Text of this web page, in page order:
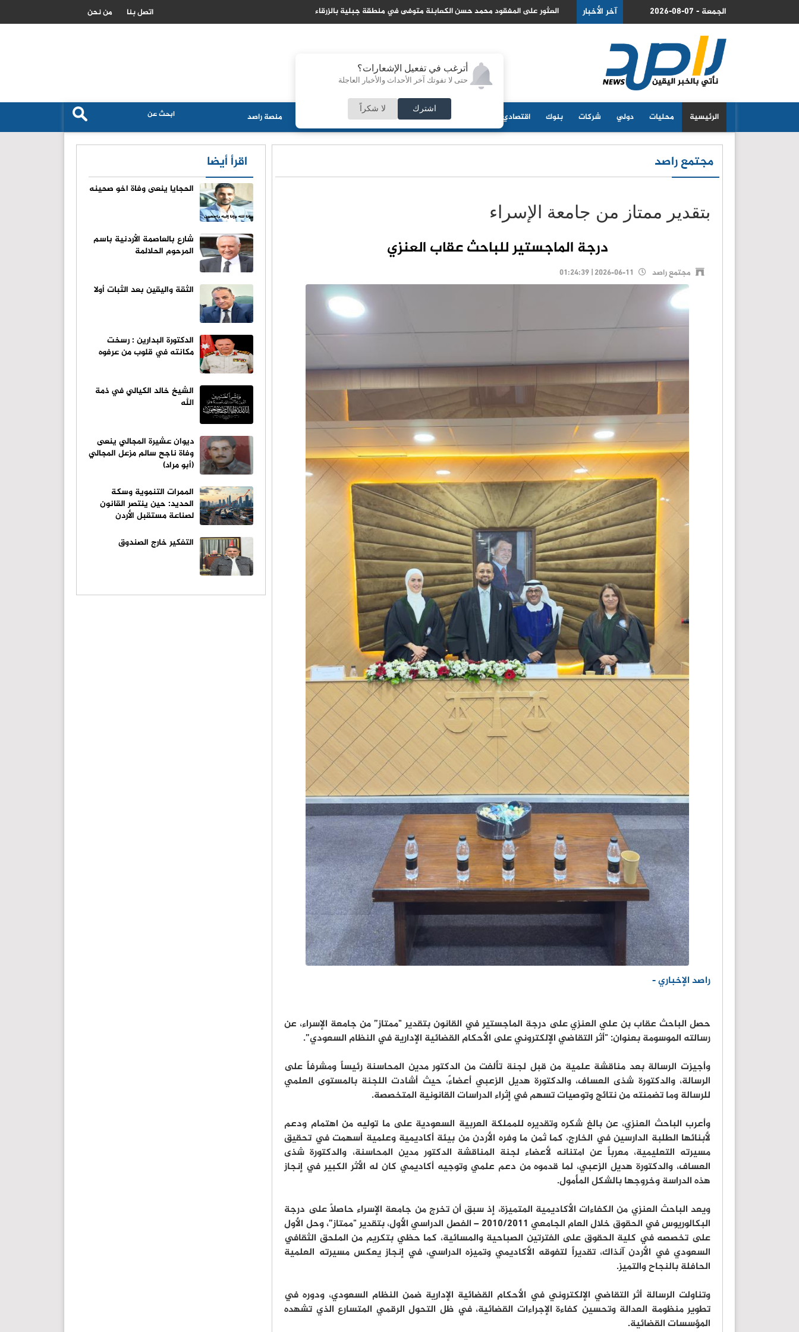
أترغب في تفعيل الإشعارات؟
حتى لا تفوتك آخر الأحداث والأخبار العاجلة
اشترك لا شكراً
2026-08-07 - الجمعة آخر الأخبار الكعابنة متوفى في منطقة جبلية بالزرقاء السعودية توضح تفاصيل اتفاقية الدفاع المشترك مع تركيا وباكستان بيانات التوظيف الاميركية تهبط بعوائد سندات الخزانة وتغير مسار
من نحن اتصل بنا
الرئيسية محليات دولي شركات بنوك اقتصادي منوعات ثقافة مجلس الأمة منصة راصد
مجتمع راصد
بتقدير ممتاز من جامعة الإسراء
درجة الماجستير للباحث عقاب العنزي
مجتمع راصد
راصد الإخباري -
حصل الباحث عقاب بن علي العنزي على درجة الماجستير في القانون بتقدير "ممتاز” من جامعة الإسراء، عن
رسالته الموسومة بعنوان: "أثر التقاضي الإلكتروني على الأحكام القضائية الإدارية في النظام السعودي”.
وأجيزت الرسالة بعد مناقشة علمية من قبل لجنة تألفت من الدكتور مدين المحاسنة رئيساً ومشرفاً على
الرسالة، والدكتورة شذى العساف، والدكتورة هديل الزعبي أعضاءً، حيث أشادت اللجنة بالمستوى العلمي
للرسالة وما تضمنته من نتائج وتوصيات تسهم في إثراء الدراسات القانونية المتخصصة.
وأعرب الباحث العنزي، عن بالغ شكره وتقديره للمملكة العربية السعودية على ما توليه من اهتمام ودعم
لأبنائها الطلبة الدارسين في الخارج، كما ثمن ما وفره الأردن من بيئة أكاديمية وعلمية أسهمت في تحقيق
مسيرته التعليمية، معرباً عن امتنانه لأعضاء لجنة المناقشة الدكتور مدين المحاسنة، والدكتورة شذى
العساف، والدكتورة هديل الزعبي، لما قدموه من دعم علمي وتوجيه أكاديمي كان له الأثر الكبير في إنجاز
هذه الدراسة وخروجها بالشكل المأمول.
ويعد الباحث العنزي من الكفاءات الأكاديمية المتميزة، إذ سبق أن تخرج من جامعة الإسراء حاصلاً على درجة
البكالوريوس في الحقوق خلال العام الجامعي 2010/2011 – الفصل الدراسي الأول، بتقدير "ممتاز”، وحل الأول
على تخصصه في كلية الحقوق على الفترتين الصباحية والمسائية، كما حظي بتكريم من الملحق الثقافي
السعودي في الأردن آنذاك، تقديراً لتفوقه الأكاديمي وتميزه الدراسي، في إنجاز يعكس مسيرته العلمية
الحافلة بالنجاح والتميز.
وتناولت الرسالة أثر التقاضي الإلكتروني في الأحكام القضائية الإدارية ضمن النظام السعودي، ودوره في
تطوير منظومة العدالة وتحسين كفاءة الإجراءات القضائية، في ظل التحول الرقمي المتسارع الذي تشهده
المؤسسات القضائية.
اقرأ أيضا
الحجايا ينعى وفاة اخو صحينه
شارع بالعاصمة الأردنية باسم
المرحوم الحلالمة
الثقة واليقين بعد الثبات أولا
الدكتورة البدارين : رسخت
مكانته في قلوب من عرفوه
الشيخ خالد الكيالي في ذمة
الله
ديوان عشيرة المجالي ينعى
وفاة ناجح سالم مزعل المجالي
(أبو مراد)
الممرات التنموية وسكة
الحديد: حين ينتصر القانون
لصناعة مستقبل الأردن
التفكير خارج الصندوق